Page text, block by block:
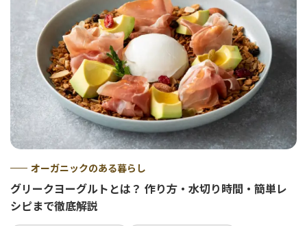
オーガニックのある暮らし
グリークヨーグルトとは？ 作り方・水切り時間・簡単レ
シピまで徹底解説